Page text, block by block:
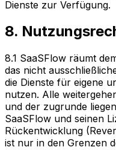
Dienste zur Verfügung.
8.
8.1 SaaSFlow räumt
das nicht
die Dienste für eigene
nutzen. Alle
und der zugrunde
SaaSFlow und seinen
Rückentwicklung
ist nur in den Grenzen